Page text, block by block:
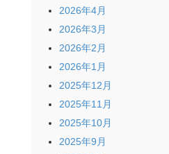
2026年4月
2026年3月
2026年2月
2026年1月
2025年12月
2025年11月
2025年10月
2025年9月